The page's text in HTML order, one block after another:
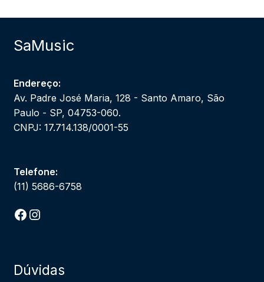
SaMusic
Endereço:
Av. Padre José Maria, 128 - Santo Amaro, São
Paulo - SP, 04753-060.
CNPJ: 17.714.138/0001-55
Telefone:
(11) 5686-6758
Facebook
Instagram
Dúvidas